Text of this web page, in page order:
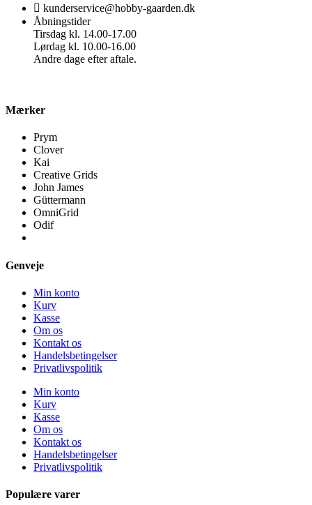
kunderservice@hobby-gaarden.dk
Åbningstider
Tirsdag kl. 14.00-17.00
Lørdag kl. 10.00-16.00
Andre dage efter aftale.
Mærker
Prym
Clover
Kai
Creative Grids
John James
Güttermann
OmniGrid
Odif
Genveje
Min konto
Kurv
Kasse
Om os
Kontakt os
Handelsbetingelser
Privatlivspolitik
Min konto
Kurv
Kasse
Om os
Kontakt os
Handelsbetingelser
Privatlivspolitik
Populære varer